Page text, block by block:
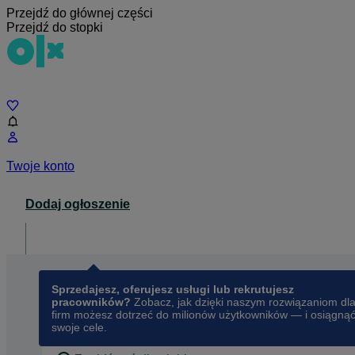
Przejdź do głównej części
Przejdź do stopki
Twoje konto
Dodaj ogłoszenie
Sprzedajesz, oferujesz usługi lub rekrutujesz
pracowników? Zobacz, jak dzięki naszym rozwiązaniom dla
firm możesz dotrzeć do milionów użytkowników — i osiągnąć
swoje cele.